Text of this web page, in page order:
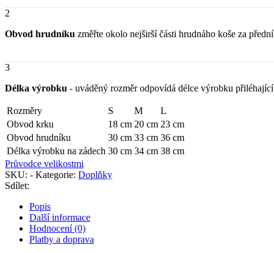
2
Obvod hrudníku změřte okolo nejširší části hrudnáho koše za
3
Délka výrobku - uváděný rozměr odpovídá délce výrobku přiléhající
Rozměry S M
L
Obvod krku
18 cm 20 cm 23 cm
Obvod hrudníku
30 cm 33 cm 36 cm
Délka výrobku na zádech 30 cm 34 cm 38 cm
Průvodce velikostmi
SKU: - Kategorie: Doplňky
Sdílet:
Popis
Další informace
Hodnocení (0)
Platby a doprava